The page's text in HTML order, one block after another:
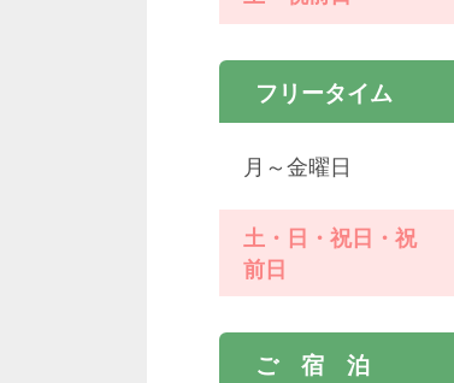
フリータイム
月～金曜日
土・日・祝日・祝
前日
ご 宿 泊